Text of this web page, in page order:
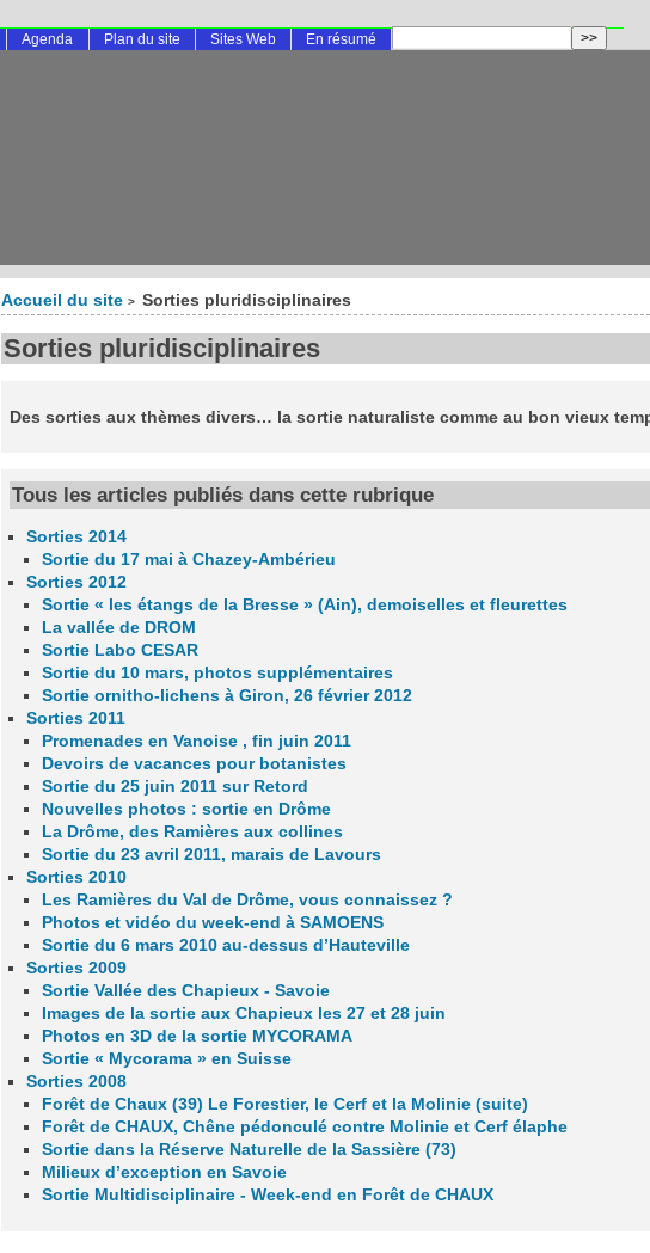
Accueil du site > Sorties pluridisciplinaires
Sorties pluridisciplinaires
Des sorties aux thèmes divers… la sortie naturaliste comme au bon vieux
Tous les articles publiés dans cette rubrique
Sorties 2014
Sortie du 17 mai à Chazey-Ambérieu
Sorties 2012
Sortie « les étangs de la Bresse » (Ain), demoiselles et fleurettes
La vallée de DROM
Sortie Labo CESAR
Sortie du 10 mars, photos supplémentaires
Sortie ornitho-lichens à Giron, 26 février 2012
Sorties 2011
Promenades en Vanoise , fin juin 2011
Devoirs de vacances pour botanistes
Sortie du 25 juin 2011 sur Retord
Nouvelles photos : sortie en Drôme
La Drôme, des Ramières aux collines
Sortie du 23 avril 2011, marais de Lavours
Sorties 2010
Les Ramières du Val de Drôme, vous connaissez ?
Photos et vidéo du week-end à SAMOENS
Sortie du 6 mars 2010 au-dessus d’Hauteville
Sorties 2009
Sortie Vallée des Chapieux - Savoie
Images de la sortie aux Chapieux les 27 et 28 juin
Photos en 3D de la sortie MYCORAMA
Sortie « Mycorama » en Suisse
Sorties 2008
Forêt de Chaux (39) Le Forestier, le Cerf et la Molinie (suite)
Forêt de CHAUX, Chêne pédonculé contre Molinie et Cerf élaphe
Sortie dans la Réserve Naturelle de la Sassière (73)
Milieux d’exception en Savoie
Sortie Multidisciplinaire - Week-end en Forêt de CHAUX
Agenda Plan du site Sites Web En résumé